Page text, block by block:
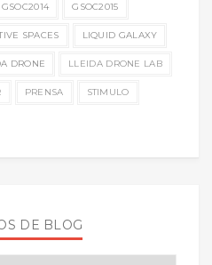
GSOC2014 GSOC2015
SPACES LIQUID GALAXY
DRONE LLEIDA DRONE LAB
PRENSA STIMULO
DE BLOG